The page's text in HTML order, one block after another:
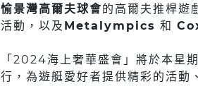
愉景灣高爾夫球會的高爾夫推桿遊
活動，以及 Metalympics 和
「2024海上奢華盛會」將於本星
行，為遊艇愛好者提供精彩的活動